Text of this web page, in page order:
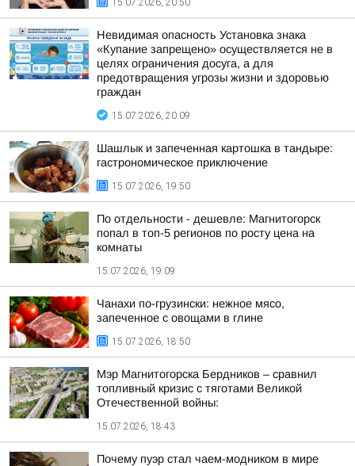
15.07.2026, 20:50
Невидимая опасность Установка знака
«Купание запрещено» осуществляется не в
целях ограничения досуга, а для
предотвращения угрозы жизни и здоровью
граждан
15.07.2026, 20:09
Шашлык и запеченная картошка в тандыре:
гастрономическое приключение
15.07.2026, 19:50
По отдельности - дешевле: Магнитогорск
попал в топ-5 регионов по росту цена на
комнаты
15.07.2026, 19:09
Чанахи по-грузински: нежное мясо,
запеченное с овощами в глине
15.07.2026, 18:50
Мэр Магнитогорска Бердников – сравнил
топливный кризис с тяготами Великой
Отечественной войны:
15.07.2026, 18:43
Почему пуэр стал чаем-модником в мире